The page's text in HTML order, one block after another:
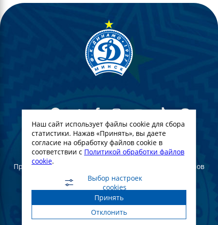
© Футбольный Клуб Динамо-Минск. 2022
При полном или частичном использовании материалов
ссылка на официальный сайт ФК Динамо Минск
обязательна
Создание и продвижение сайта -
WebGroup.PRO
Наш сайт использует файлы cookie для сбора
статистики. Нажав «Принять», вы даете
согласие на обработку файлов cookie в
соответствии с Политикой обработки файлов
cookie.
Выбор настроек
cookies
Принять
Отклонить